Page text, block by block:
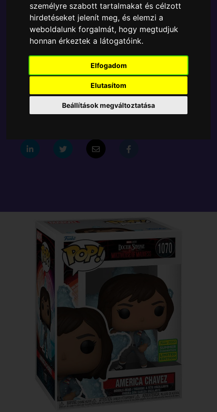
személyre szabott tartalmakat és célzott
hirdetéseket jelenít meg, és elemzi a
weboldalunk forgalmát, hogy megtudjuk
honnan érkeztek a látogatóink.
Elfogadom
Elutasítom
Beállítások megváltoztatása
A Funko POP - Marvel egyik népszerű terméke a
Funko - Marvel Doctor Strange Multiverse of
Madness America Chavez Exclusive gyűjtői vinyl
karakter, amely ablakos csomagolásban azaz - POP
In a Box - várja új gazdáját.
TOVÁBB A VÁSÁRLÁSRA